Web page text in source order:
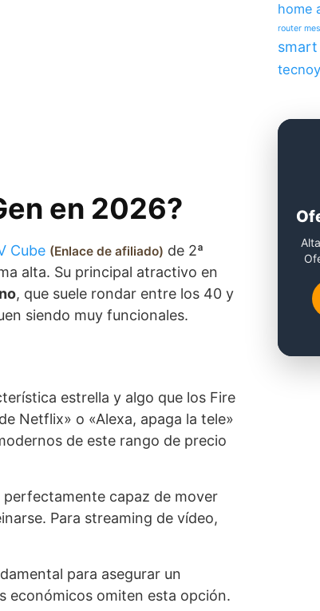
en 2026?
Cube Enlace de afiliado
de 2ª
alta. Su principal atractivo en
, que suele rondar entre los 40 y
siendo muy funcionales.
estrella y algo que los Fire
Netflix» o «Alexa, apaga la tele»
de este rango de precio
perfectamente capaz de mover
Para streaming de vídeo,
para asegurar un
económicos omiten esta opción.
home
router